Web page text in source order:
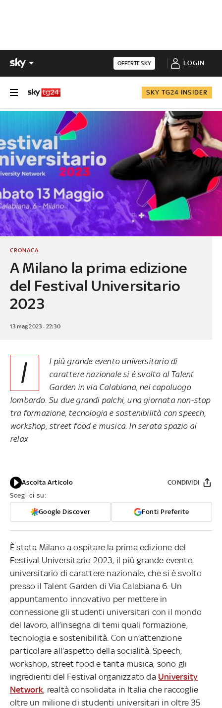
OFFERTE SKY LOGIN
SKY TG24 INSIDER
A Milano la prima edizione
del Festival Universitario
2023
CRONACA
13 mag 2023 - 22:30
I
l più grande evento universitario di
carattere nazionale si è svolto al Talent
Garden in via Calabiana, nel capoluogo
lombardo. Su due grandi palchi, una giornata non-stop
tra formazione, tecnologia e sostenibilità con speech,
workshop, street food e musica. In serata spazio al
relax
Ascolta Articolo
Sceglici su:
Google Discover Fonti Preferite
CONDIVIDI
È stata Milano a ospitare la prima edizione del
Festival Universitario 2023, il più grande evento
universitario di carattere nazionale, che si è svolto
presso il Talent Garden di Via Calabiana 6. Un
appuntamento innovativo per mettere in
connessione gli studenti universitari con il mondo
del lavoro, all’insegna di temi quali formazione,
tecnologia e sostenibilità. Con un’attenzione
particolare all’aspetto della socialità. Speech,
workshop, street food e tanta musica, sono gli
ingredienti del Festival organizzato da University
Network, realtà consolidata in Italia che raccoglie
oltre un milione di studenti universitari in oltre 35